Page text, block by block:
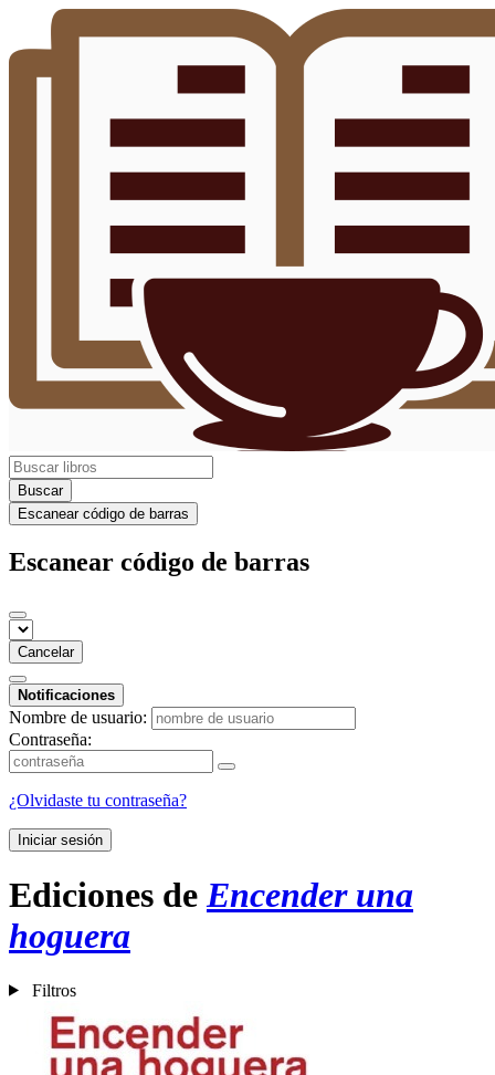
Buscar
Escanear código de barras
Escanear código de barras
Cancelar
Notificaciones
Nombre de usuario:
Contraseña:
¿Olvidaste tu contraseña?
Iniciar sesión
Ediciones deEncender una
hoguera
Filtros